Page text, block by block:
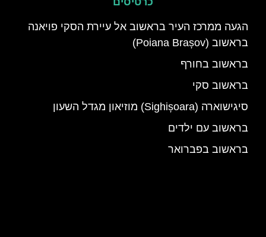
הגעה ממרכז העיר בראשוב אל עיירת הסקי פויאנה
בראשוב (Poiana Brașov)
בראשוב בחורף
בראשוב סקי
סיגישוארה (Sighișoara) מוזיאון מגדל השעון
בראשוב עם ילדים
בראשוב בפברואר